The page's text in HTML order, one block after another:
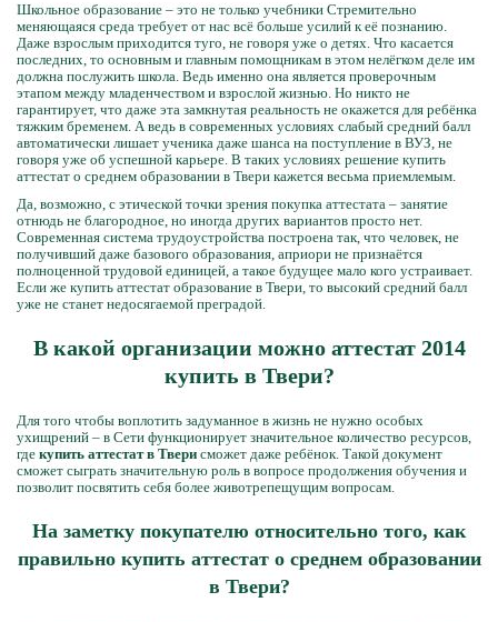
Школьное образование – это не только учебники Стремительно
меняющаяся среда требует от нас всё больше усилий к её познанию.
Даже взрослым приходится туго, не говоря уже о детях. Что касается
последних, то основным и главным помощникам в этом нелёгком деле им
должна послужить школа. Ведь именно она является проверочным
этапом между младенчеством и взрослой жизнью. Но никто не
гарантирует, что даже эта замкнутая реальность не окажется для ребёнка
тяжким бременем. А ведь в современных условиях слабый средний балл
автоматически лишает ученика даже шанса на поступление в ВУЗ, не
говоря уже об успешной карьере. В таких условиях решение купить
аттестат о среднем образовании в Твери кажется весьма приемлемым.
Да, возможно, с этической точки зрения покупка аттестата – занятие
отнюдь не благородное, но иногда других вариантов просто нет.
Современная система трудоустройства построена так, что человек, не
получивший даже базового образования, априори не признаётся
полноценной трудовой единицей, а такое будущее мало кого устраивает.
Если же купить аттестат образование в Твери, то высокий средний балл
уже не станет недосягаемой преградой.
В какой организации можно аттестат 2014
купить в Твери?
Для того чтобы воплотить задуманное в жизнь не нужно особых
ухищрений – в Сети функционирует значительное количество ресурсов,
где купить аттестат в Твери сможет даже ребёнок. Такой документ
сможет сыграть значительную роль в вопросе продолжения обучения и
позволит посвятить себя более животрепещущим вопросам.
На заметку покупателю относительно того, как
правильно купить аттестат о среднем образовании
в Твери?